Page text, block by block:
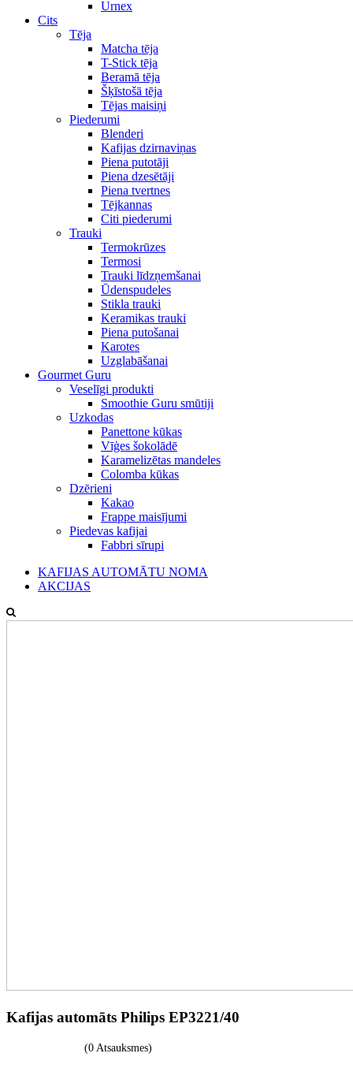
Urnex
Cits
Tēja
Matcha tēja
T-Stick tēja
Beramā tēja
Šķīstošā tēja
Tējas maisiņi
Piederumi
Blenderi
Kafijas dzirnaviņas
Piena putotāji
Piena dzesētāji
Piena tvertnes
Tējkannas
Citi piederumi
Trauki
Termokrūzes
Termosi
Trauki līdzņemšanai
Ūdenspudeles
Stikla trauki
Keramikas trauki
Piena putošanai
Karotes
Uzglabāšanai
Gourmet Guru
Veselīgi produkti
Smoothie Guru smūtiji
Uzkodas
Panettone kūkas
Vīģes šokolādē
Karamelizētas mandeles
Colomba kūkas
Dzērieni
Kakao
Frappe maisījumi
Piedevas kafijai
Fabbri sīrupi
KAFIJAS AUTOMĀTU NOMA
AKCIJAS
Kafijas automāts Philips EP3221/40
(0 Atsauksmes)